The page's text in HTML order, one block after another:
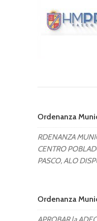
Ordenanza
RDENANZA
CENTRO
PASCO, ALO
Ordenanza